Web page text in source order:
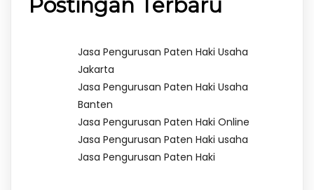
Postingan Terbaru
Jasa Pengurusan Paten Haki Usaha
Jakarta
Jasa Pengurusan Paten Haki Usaha
Banten
Jasa Pengurusan Paten Haki Online
Jasa Pengurusan Paten Haki usaha
Jasa Pengurusan Paten Haki